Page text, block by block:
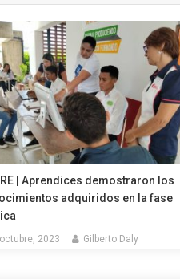
| Aprendices demostraron los
adquiridos en la fase
2023 Gilberto Daly